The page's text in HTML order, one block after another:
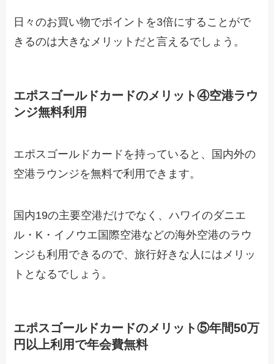
日々のお買い物でポイントを3倍にすることがで
きるのは大きなメリットだと言えるでしょう。
エポスゴールドカードのメリット④空港ラウ
ンジ無料利用
エポスゴールドカードを持っていると、国内外の
空港ラウンジを無料で利用できます。
国内19の主要空港だけでなく、ハワイのダニエ
ル・K・イノウエ国際空港などの海外空港のラウ
ンジも利用できるので、旅行好きな人にはメリッ
トとなるでしょう。
エポスゴールドカードのメリット⑤年間50万
円以上利用で年会費無料